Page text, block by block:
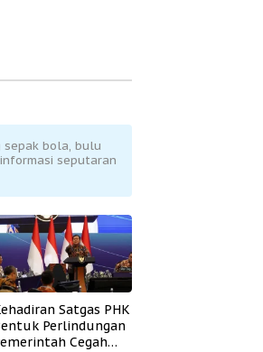
bola, bulu
seputaran
Satgas PHK
Perlindungan
Cegah